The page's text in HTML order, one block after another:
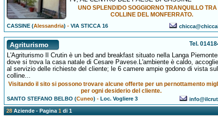
UNO SPLENDIDO SOGGIORNO TRANQUILLO
COLLINE DEL MONFERRATO.
CASSINE (Alessandria) -VIA STICCA 16
Agriturismo Tel.
L'Agriturismo Il Crutin è un bed and breakfast situato nella Langa
dove si trova la casa natale di Cesare Pavese.L'ambiente è caldo,
al servizio delle richieste del cliente; le 6 camere ampie godono di vista
colline...
Visitando il sito si possono trovare alcune offerte per un pernottamento
per ogni desiderio del cliente.
SANTO STEFANO BELBO (Cuneo) -Loc. Vogliere 3
28Aziende - Pagina1di 1